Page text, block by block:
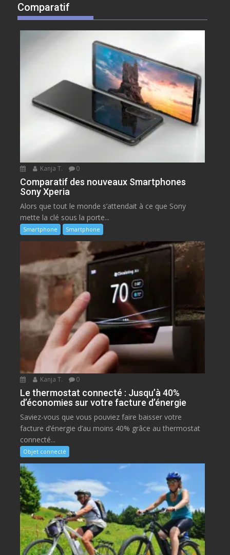
Comparatif
Kanja T. 0
Comparatif des nouveaux Smartphones
Sony Xperia
Alors que tout le monde s’attendait à ce que Sony
mette la clé sous la porte...
Smartphone Smartphone
Kanja T. 0
Le thermostat connecté : Jusqu’à 40%
d’économies sur votre facture d’énergie
Saviez-vous que vous pouviez faire baisser votre
facture d’énergie d’au moins 40% grâce au thermostat
connecté...
Objet connecté